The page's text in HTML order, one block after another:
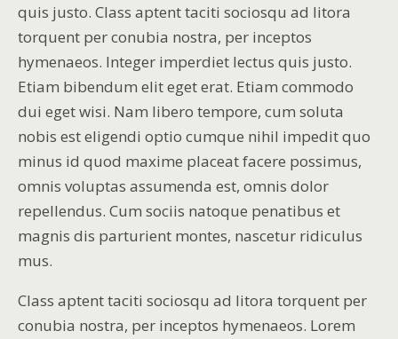
quis justo. Class aptent taciti sociosqu ad litora
torquent per conubia nostra, per inceptos
hymenaeos. Integer imperdiet lectus quis justo.
Etiam bibendum elit eget erat. Etiam commodo
dui eget wisi. Nam libero tempore, cum soluta
nobis est eligendi optio cumque nihil impedit quo
minus id quod maxime placeat facere possimus,
omnis voluptas assumenda est, omnis dolor
repellendus. Cum sociis natoque penatibus et
magnis dis parturient montes, nascetur ridiculus
mus.
Class aptent taciti sociosqu ad litora torquent per
conubia nostra, per inceptos hymenaeos. Lorem